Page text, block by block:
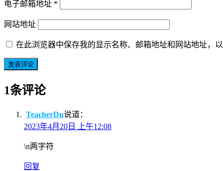
电子邮箱地址 *
网站地址
在此浏览器中保存我的显示名称、邮箱地址和网站地址，
1条评论
TeacherDu说道：
2023年4月20日 上午12:08
\n两字符
回复